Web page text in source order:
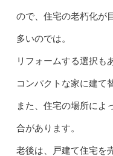
ので、住宅の老朽化が
多いのでは。
リフォームする選択も
コンパクトな家に建て
また、住宅の場所によ
合があります。
老後は、戸建て住宅を